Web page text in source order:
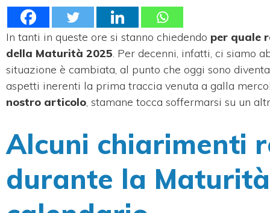
In tanti in queste ore si stanno chiedendo per quale
della Maturità 2025 . Per decenni, infatti, ci siamo
situazione è cambiata, al punto che oggi sono
aspetti inerenti la prima traccia venuta a galla
nostro articolo , stamane tocca soffermarsi su un
Alcuni chiarimenti
durante la